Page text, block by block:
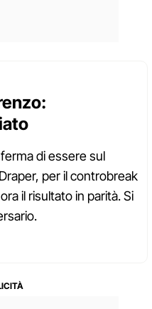
di essere sul
per il controbreak
il risultato in parità. Si